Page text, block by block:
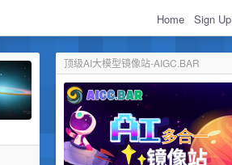
Home Sign Up
顶级AI大模型镜像站-AIGC.BAR